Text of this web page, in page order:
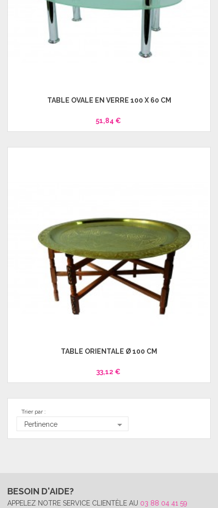
TABLE OVALE EN VERRE 100 X 60 CM
51,84 €
TABLE ORIENTALE Ø 100 CM
33,12 €
Trier par :
Pertinence 
BESOIN D'AIDE?
APPELEZ NOTRE SERVICE CLIENTÈLE AU 03 88 04 41 59